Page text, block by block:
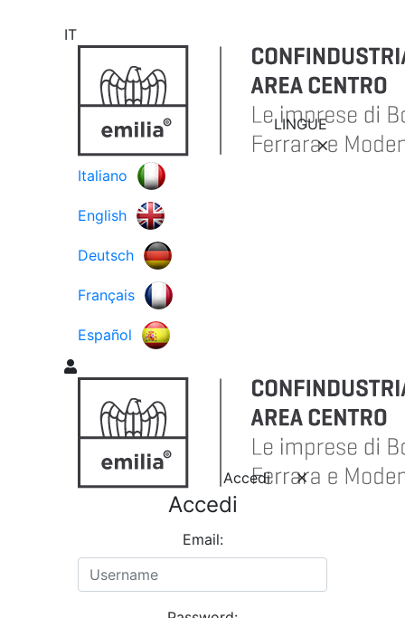
IT
LINGUE
Italiano
English
Deutsch
Français
Español
Accedi
Accedi
Email: